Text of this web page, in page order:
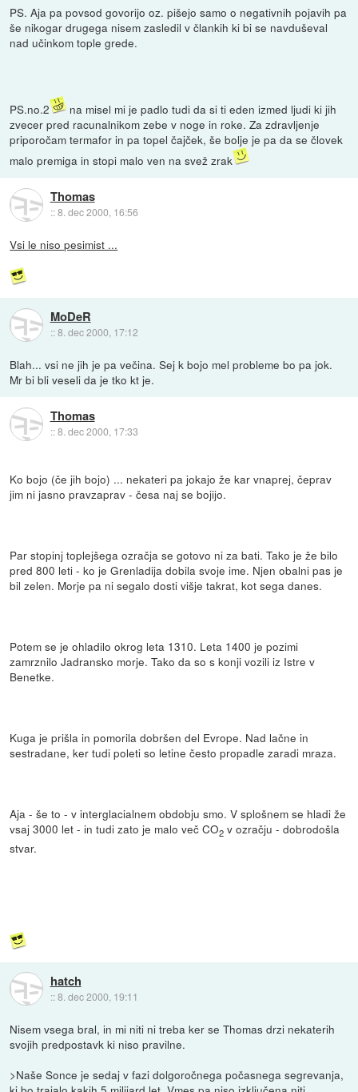
PS. Aja pa povsod govorijo oz. pišejo samo o negativnih pojavih pa
še nikogar drugega nisem zasledil v člankih ki bi se navduševal
nad učinkom tople grede.
PS.no.2
na misel mi je padlo tudi da si ti eden izmed ljudi ki jih
zvecer pred racunalnikom zebe v noge in roke. Za zdravljenje
priporočam termafor in pa topel čajček, še bolje je pa da se človek
malo premiga in stopi malo ven na svež zrak
Thomas
::8. dec 2000, 16:56
Vsi le niso pesimist ...
MoDeR
::8. dec 2000, 17:12
Blah... vsi ne jih je pa večina. Sej k bojo mel probleme bo pa jok.
Mr bi bli veseli da je tko kt je.
Thomas
::8. dec 2000, 17:33
Ko bojo (če jih bojo) ... nekateri pa jokajo že kar vnaprej, čeprav
jim ni jasno pravzaprav - česa naj se bojijo.
Par stopinj toplejšega ozračja se gotovo ni za bati. Tako je že bilo
pred 800 leti - ko je Grenladija dobila svoje ime. Njen obalni pas je
bil zelen. Morje pa ni segalo dosti višje takrat, kot sega danes.
Potem se je ohladilo okrog leta 1310. Leta 1400 je pozimi
zamrznilo Jadransko morje. Tako da so s konji vozili iz Istre v
Benetke.
Kuga je prišla in pomorila dobršen del Evrope. Nad lačne in
sestradane, ker tudi poleti so letine često propadle zaradi mraza.
Aja - še to - v interglacialnem obdobju smo. V splošnem se hladi že
vsaj 3000 let - in tudi zato je malo več CO2 v ozračju - dobrodošla
stvar.
hatch
::8. dec 2000, 19:11
Nisem vsega bral, in mi niti ni treba ker se Thomas drzi nekaterih
svojih predpostavk ki niso pravilne.
>Naše Sonce je sedaj v fazi dolgoročnega počasnega segrevanja,